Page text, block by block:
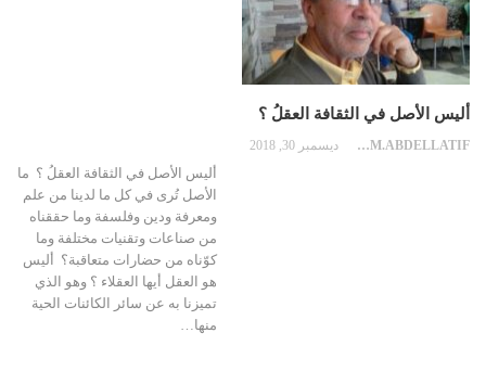
أليس الأصل في الثقافة العقلُ ؟
BENSALEM.ABDELLATIF ديسمبر 30, 2018
أليس الأصل في الثقافة العقلُ ؟ ما
الأصل تُرى في كل ما لدينا من علم
ومعرفة ودين وفلسفة وما حققناه
من صناعات وتقنيات مختلفة وما
كوّناه من حضارات متعاقبة؟ أليس
هو العقل أيها العقلاء ؟ وهو الذي
تميزنا به عن سائر الكائنات الحية
منها…